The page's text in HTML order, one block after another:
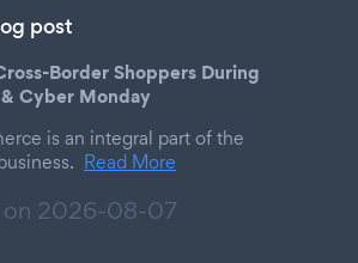
post
Border Shoppers During
Cyber Monday
is an integral part of the
Read More
2026-08-07